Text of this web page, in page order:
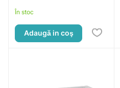
În stoc
Adaugă in coş